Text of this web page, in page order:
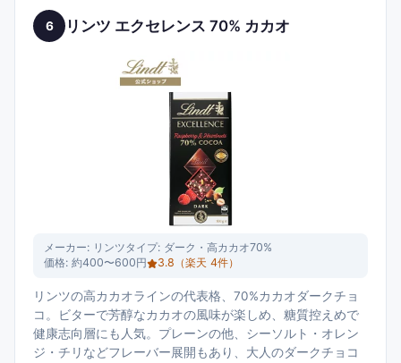
6 リンツ エクセレンス 70% カカオ
メーカー: リンツタイプ: ダーク・高カカオ70%
価格: 約400〜600円 3.8 （楽天 4件）
リンツの高カカオラインの代表格、70%カカオダークチョ
コ。ビターで芳醇なカカオの風味が楽しめ、糖質控えめで
健康志向層にも人気。プレーンの他、シーソルト・オレン
ジ・チリなどフレーバー展開もあり、大人のダークチョコ